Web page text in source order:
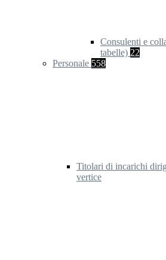
Consulenti e
tabelle) 22
Personale 558
Titolari di incarichi
vertice